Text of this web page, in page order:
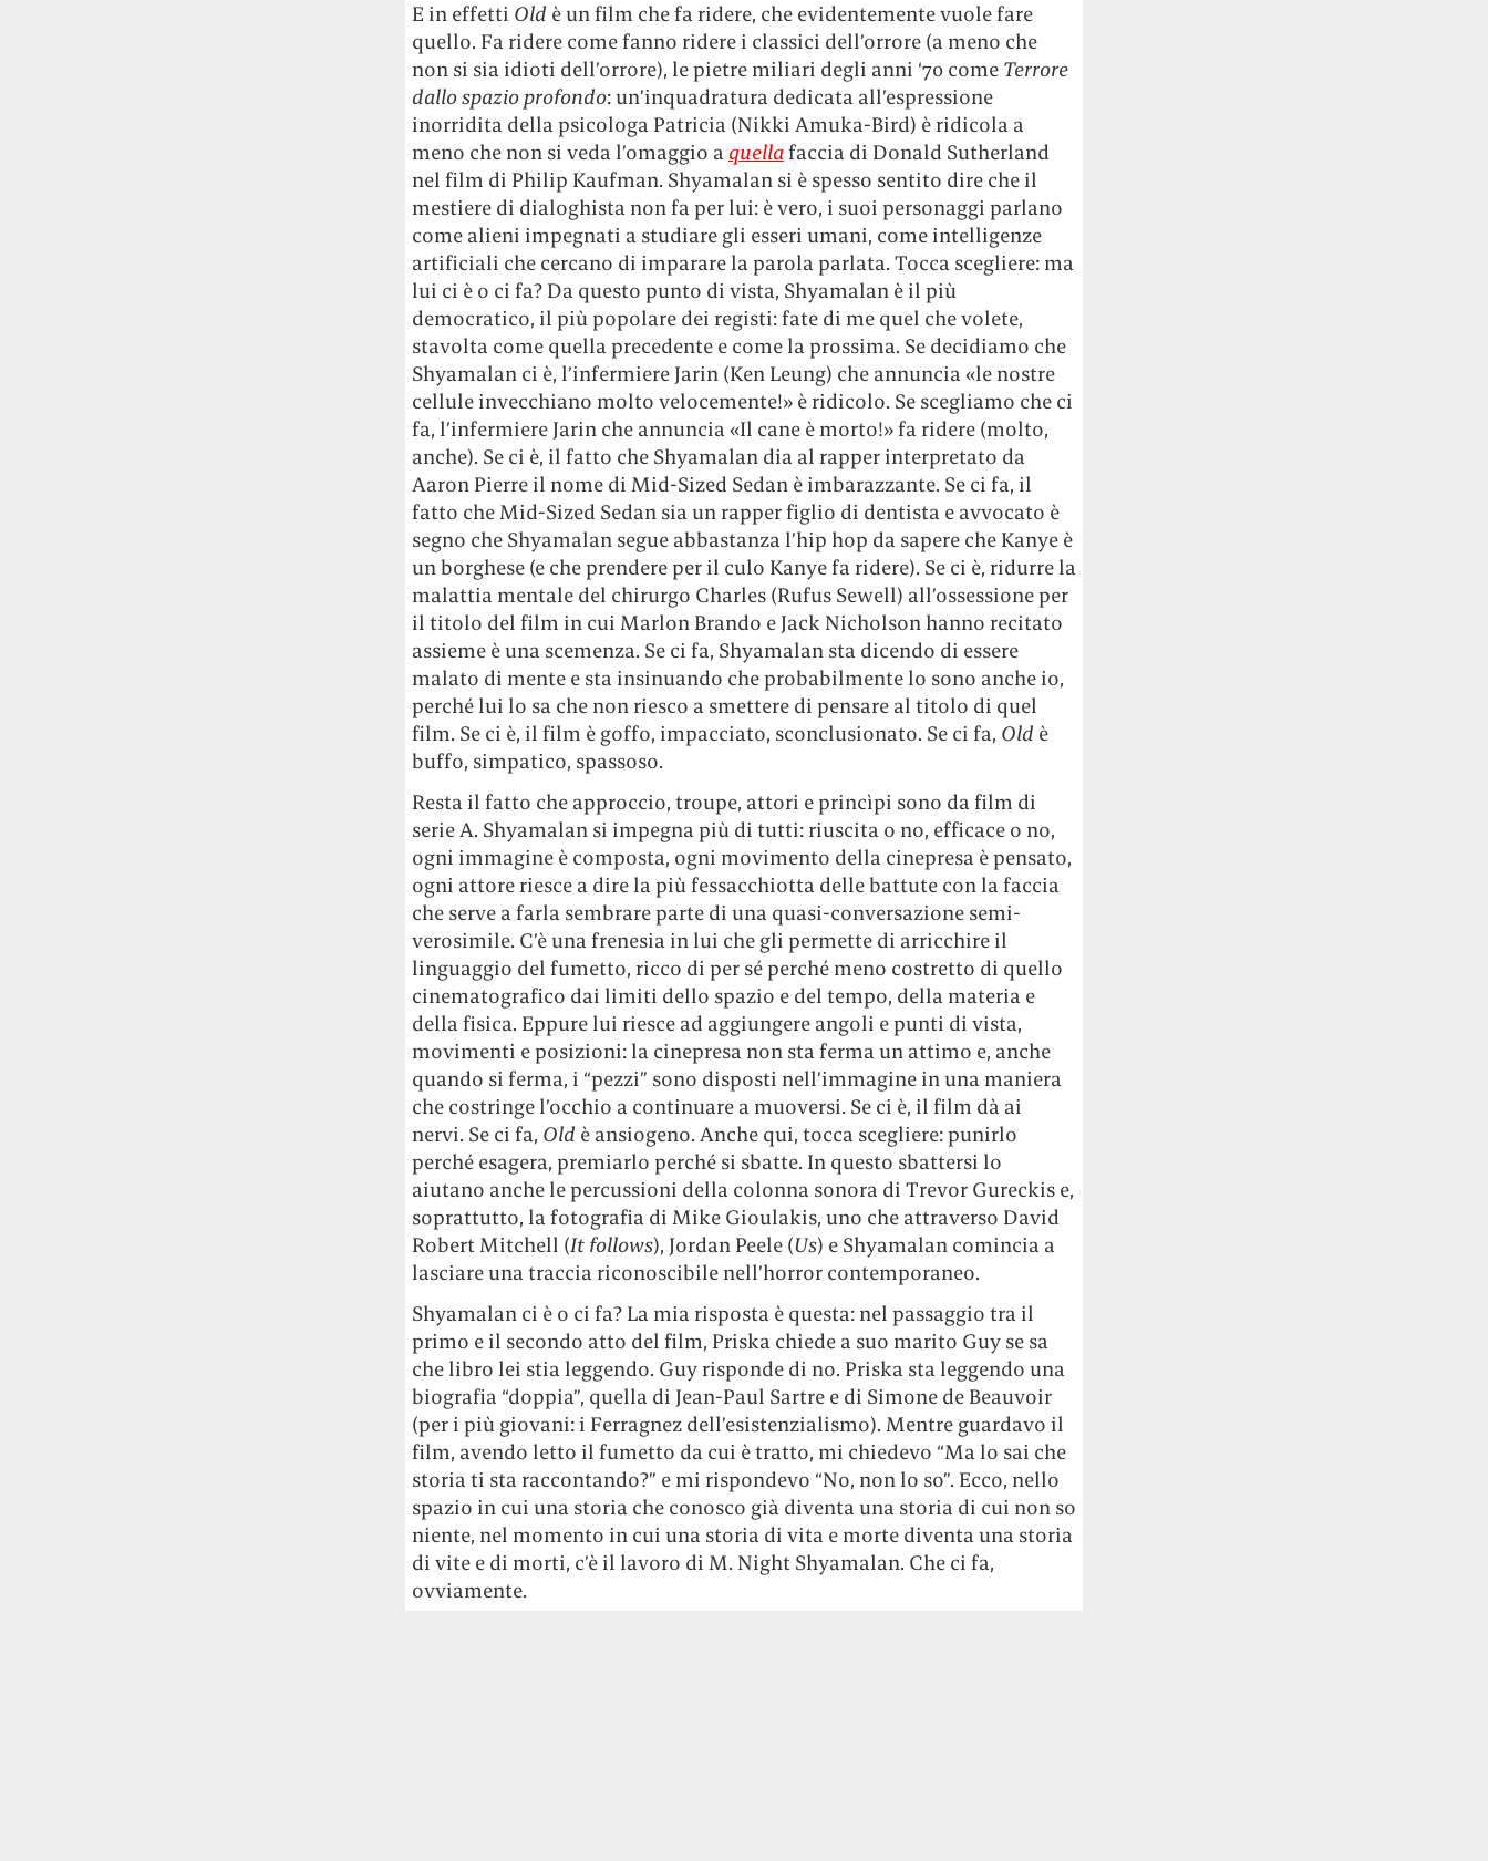
E in effetti Old è un film che fa ridere, che evidentemente vuole fare
quello. Fa ridere come fanno ridere i classici dell’orrore (a meno che
non si sia idioti dell’orrore), le pietre miliari degli anni ‘70 come Terrore
dallo spazio profondo: un’inquadratura dedicata all’espressione
inorridita della psicologa Patricia (Nikki Amuka-Bird) è ridicola a
meno che non si veda l’omaggio a quellafaccia di Donald Sutherland
nel film di Philip Kaufman. Shyamalan si è spesso sentito dire che il
mestiere di dialoghista non fa per lui: è vero, i suoi personaggi parlano
come alieni impegnati a studiare gli esseri umani, come intelligenze
artificiali che cercano di imparare la parola parlata. Tocca scegliere: ma
lui ci è o ci fa? Da questo punto di vista, Shyamalan è il più
democratico, il più popolare dei registi: fate di me quel che volete,
stavolta come quella precedente e come la prossima. Se decidiamo che
Shyamalan ci è, l’infermiere Jarin (Ken Leung) che annuncia «le nostre
cellule invecchiano molto velocemente!» è ridicolo. Se scegliamo che ci
fa, l’infermiere Jarin che annuncia «Il cane è morto!» fa ridere (molto,
anche). Se ci è, il fatto che Shyamalan dia al rapper interpretato da
Aaron Pierre il nome di Mid-Sized Sedan è imbarazzante. Se ci fa, il
fatto che Mid-Sized Sedan sia un rapper figlio di dentista e avvocato è
segno che Shyamalan segue abbastanza l’hip hop da sapere che Kanye è
un borghese (e che prendere per il culo Kanye fa ridere). Se ci è, ridurre la
malattia mentale del chirurgo Charles (Rufus Sewell) all’ossessione per
il titolo del film in cui Marlon Brando e Jack Nicholson hanno recitato
assieme è una scemenza. Se ci fa, Shyamalan sta dicendo di essere
malato di mente e sta insinuando che probabilmente lo sono anche io,
perché lui lo sa che non riesco a smettere di pensare al titolo di quel
film. Se ci è, il film è goffo, impacciato, sconclusionato. Se ci fa, Old è
buffo, simpatico, spassoso.
Resta il fatto che approccio, troupe, attori e princìpi sono da film di
serie A. Shyamalan si impegna più di tutti: riuscita o no, efficace o no,
ogni immagine è composta, ogni movimento della cinepresa è pensato,
ogni attore riesce a dire la più fessacchiotta delle battute con la faccia
che serve a farla sembrare parte di una quasi-conversazione semi-
verosimile. C’è una frenesia in lui che gli permette di arricchire il
linguaggio del fumetto, ricco di per sé perché meno costretto di quello
cinematografico dai limiti dello spazio e del tempo, della materia e
della fisica. Eppure lui riesce ad aggiungere angoli e punti di vista,
movimenti e posizioni: la cinepresa non sta ferma un attimo e, anche
quando si ferma, i “pezzi” sono disposti nell’immagine in una maniera
che costringe l’occhio a continuare a muoversi. Se ci è, il film dà ai
nervi. Se ci fa, Old è ansiogeno. Anche qui, tocca scegliere: punirlo
perché esagera, premiarlo perché si sbatte. In questo sbattersi lo
aiutano anche le percussioni della colonna sonora di Trevor Gureckis e,
soprattutto, la fotografia di Mike Gioulakis, uno che attraverso David
Robert Mitchell (It follows), Jordan Peele (Us) e Shyamalan comincia a
lasciare una traccia riconoscibile nell’horror contemporaneo.
Shyamalan ci è o ci fa? La mia risposta è questa: nel passaggio tra il
primo e il secondo atto del film, Priska chiede a suo marito Guy se sa
che libro lei stia leggendo. Guy risponde di no. Priska sta leggendo una
biografia “doppia”, quella di Jean-Paul Sartre e di Simone de Beauvoir
(per i più giovani: i Ferragnez dell’esistenzialismo). Mentre guardavo il
film, avendo letto il fumetto da cui è tratto, mi chiedevo “Ma lo sai che
storia ti sta raccontando?” e mi rispondevo “No, non lo so”. Ecco, nello
spazio in cui una storia che conosco già diventa una storia di cui non so
niente, nel momento in cui una storia di vita e morte diventa una storia
di vite e di morti, c’è il lavoro di M. Night Shyamalan. Che ci fa,
ovviamente.